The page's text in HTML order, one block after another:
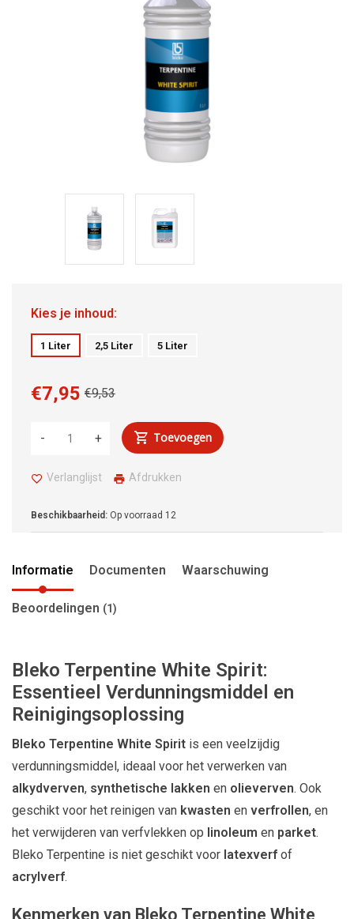
Kies je inhoud:
1 Liter 2,5 Liter 5 Liter
€9,53
€7,95
+
- Toevoegen
Verlanglijst Afdrukken
Beschikbaarheid: Op voorraad 12
Informatie Documenten Waarschuwing
Beoordelingen (1)
Bleko Terpentine White Spirit:
Essentieel Verdunningsmiddel en
Reinigingsoplossing
Bleko Terpentine White Spirit is een veelzijdig
verdunningsmiddel, ideaal voor het verwerken van
alkydverven, synthetische lakken en olieverven. Ook
geschikt voor het reinigen van kwasten en verfrollen, en
het verwijderen van verfvlekken op linoleum en parket.
Bleko Terpentine is niet geschikt voor latexverf of
acrylverf.
Kenmerken van Bleko Terpentine White